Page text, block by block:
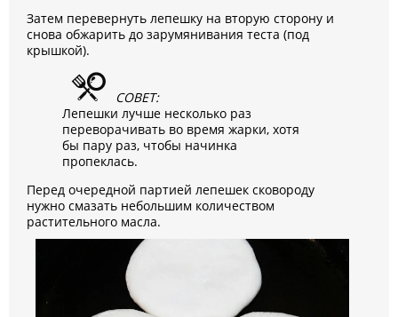
Затем перевернуть лепешку на вторую сторону и
снова обжарить до зарумянивания теста (под
крышкой).
СОВЕТ:
Лепешки лучше несколько раз
переворачивать во время жарки, хотя
бы пару раз, чтобы начинка
пропеклась.
Перед очередной партией лепешек сковороду
нужно смазать небольшим количеством
растительного масла.